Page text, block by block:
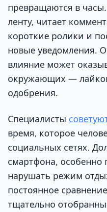
превращаются в
ленту, читает
короткие ролики и
новые уведомления.
влияние может
окружающих —
одобрения.
Специалисты
время, которое
социальных сетях.
смартфона, особенно
нарушать режим
постоянное
тщательно